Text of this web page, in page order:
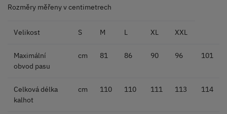
Rozměry měřeny v centimetrech
Velikost S M L XL XXL
Maximální
obvod pasu
cm 81 86 90 96 101
Celková délka
kalhot
cm 110 110 111 113 114